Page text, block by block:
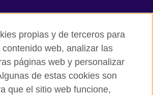
propias y de terceros para
web, analizar las
páginas web y personalizar
de estas cookies son
que el sitio web funcione,